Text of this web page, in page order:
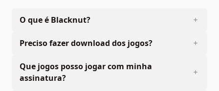
O que é Blacknut?
Preciso fazer download dos jogos?
Que jogos posso jogar com minha
assinatura?